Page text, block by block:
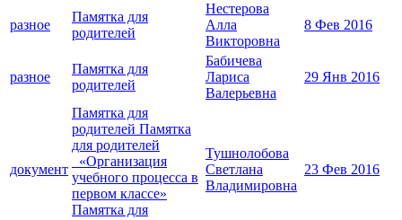
разное
Памятка для
родителей
Нестерова
Алла
Викторовна
8 Фев 2016
разное
Памятка для
родителей
Бабичева
Лариса
Валерьевна
29 Янв 2016
документ
Памятка для
родителей Памятка
для родителей
«Организация
учебного процесса в
первом классе»
Памятка для
Тушнолобова
Светлана
Владимировна
23 Фев 2016